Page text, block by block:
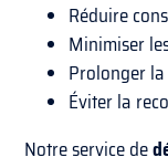
Réduire
Minimiser
Prolonger
Éviter la
Notre service de